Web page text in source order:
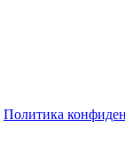
Политика